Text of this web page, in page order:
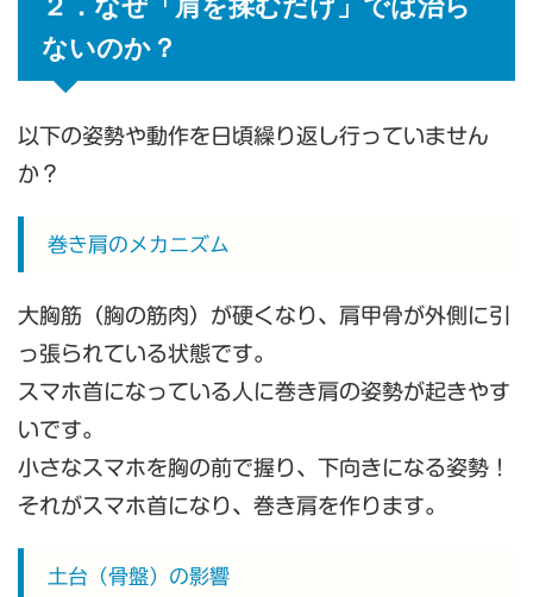
２．なぜ「肩を揉むだけ」では治ら
ないのか？
以下の姿勢や動作を日頃繰り返し行っていません
か？
巻き肩のメカニズム
大胸筋（胸の筋肉）が硬くなり、肩甲骨が外側に引
っ張られている状態です。
スマホ首になっている人に巻き肩の姿勢が起きやす
いです。
小さなスマホを胸の前で握り、下向きになる姿勢！
それがスマホ首になり、巻き肩を作ります。
土台（骨盤）の影響